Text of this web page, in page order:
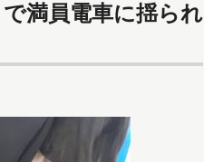
満員電車に揺られ